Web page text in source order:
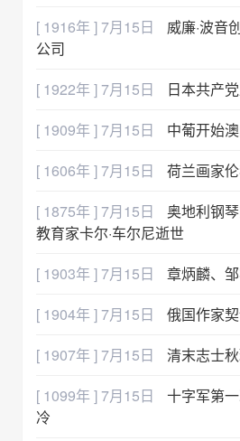
[ 1916年 ] 7月15日
威廉·波音
公司
[ 1922年 ] 7月15日
日本共产
[ 1909年 ] 7月15日
中葡开始
[ 1606年 ] 7月15日
荷兰画家
[ 1875年 ] 7月15日
奥地利钢
教育家卡尔·车尔尼逝世
[ 1903年 ] 7月15日
章炳麟、
[ 1904年 ] 7月15日
俄国作家
[ 1907年 ] 7月15日
清末志士
[ 1099年 ] 7月15日
十字军第
冷